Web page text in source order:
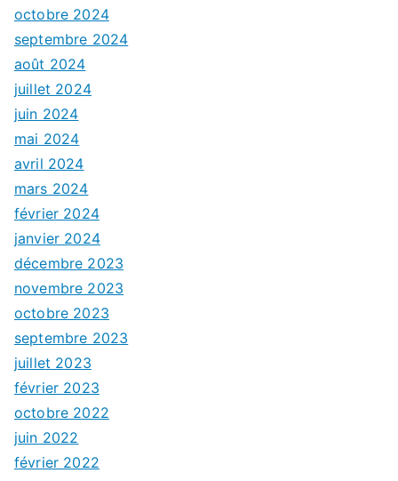
octobre 2024
septembre 2024
août 2024
juillet 2024
juin 2024
mai 2024
avril 2024
mars 2024
février 2024
janvier 2024
décembre 2023
novembre 2023
octobre 2023
septembre 2023
juillet 2023
février 2023
octobre 2022
juin 2022
février 2022